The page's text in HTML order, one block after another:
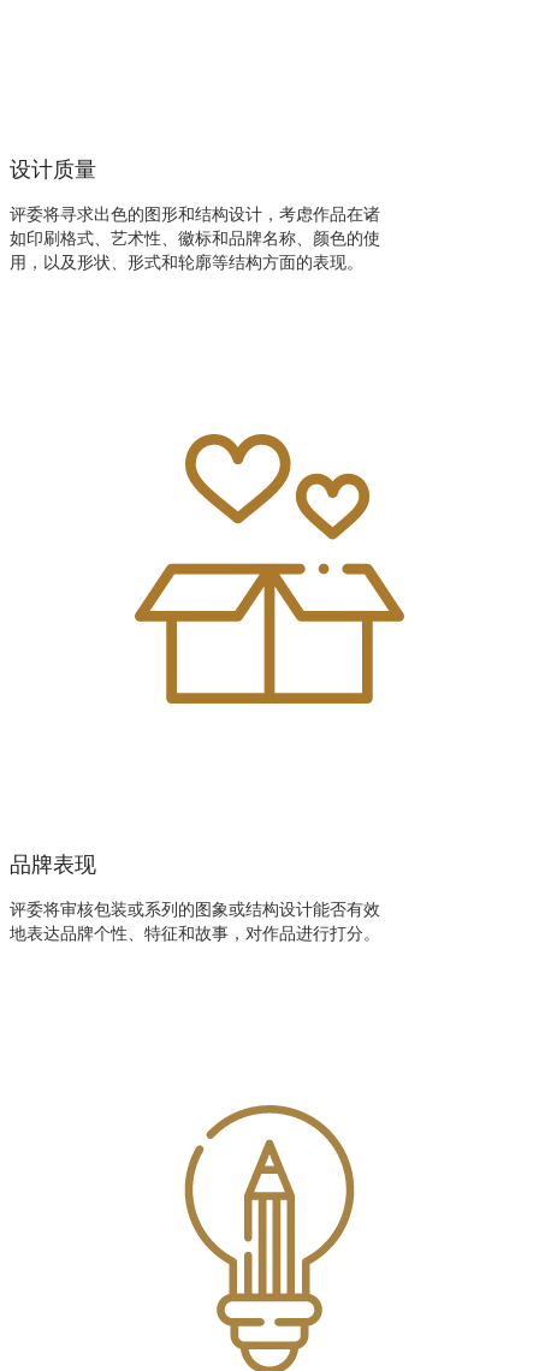
设计质量
评委将寻求出色的图形和结构设计，考虑作品在诸
如印刷格式、艺术性、徽标和品牌名称、颜色的使
用，以及形状、形式和轮廓等结构方面的表现。
品牌表现
评委将审核包装或系列的图象或结构设计能否有效
地表达品牌个性、特征和故事，对作品进行打分。